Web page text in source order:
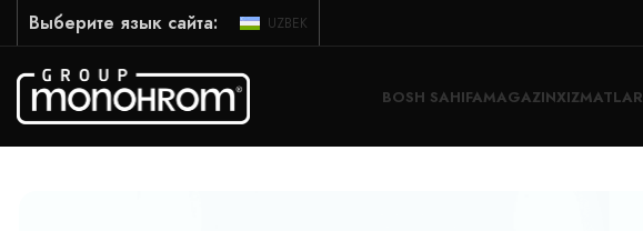
Выберите язык сайта: UZBEK
BOSH SAHIFAMAGAZINXIZMATLAR